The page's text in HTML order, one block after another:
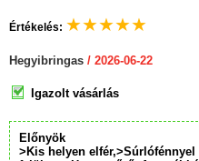
Értékelés: ★★★★★
Hegyibringas / 2026-06-22
Igazolt vásárlás
Előnyök
>Kis helyen